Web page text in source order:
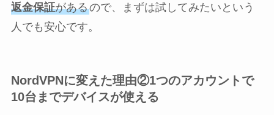
返金保証があるので、まずは試してみたいという
人でも安心です。
NordVPNに変えた理由②1つのアカウントで
10台までデバイスが使える